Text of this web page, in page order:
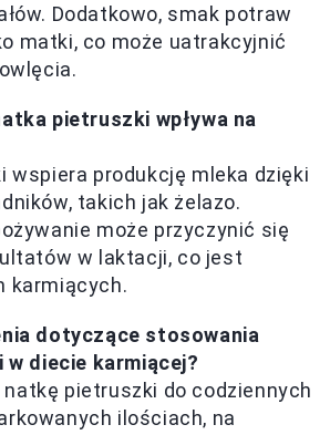
Dodatkowo, smak potraw
matki, co może uatrakcyjnić
pietruszki wpływa na
wspiera produkcję mleka dzięki
takich jak żelazo.
może przyczynić się
w laktacji, co jest
karmiących.
dotyczące stosowania
diecie karmiącej?
pietruszki do codziennych
ilościach, na